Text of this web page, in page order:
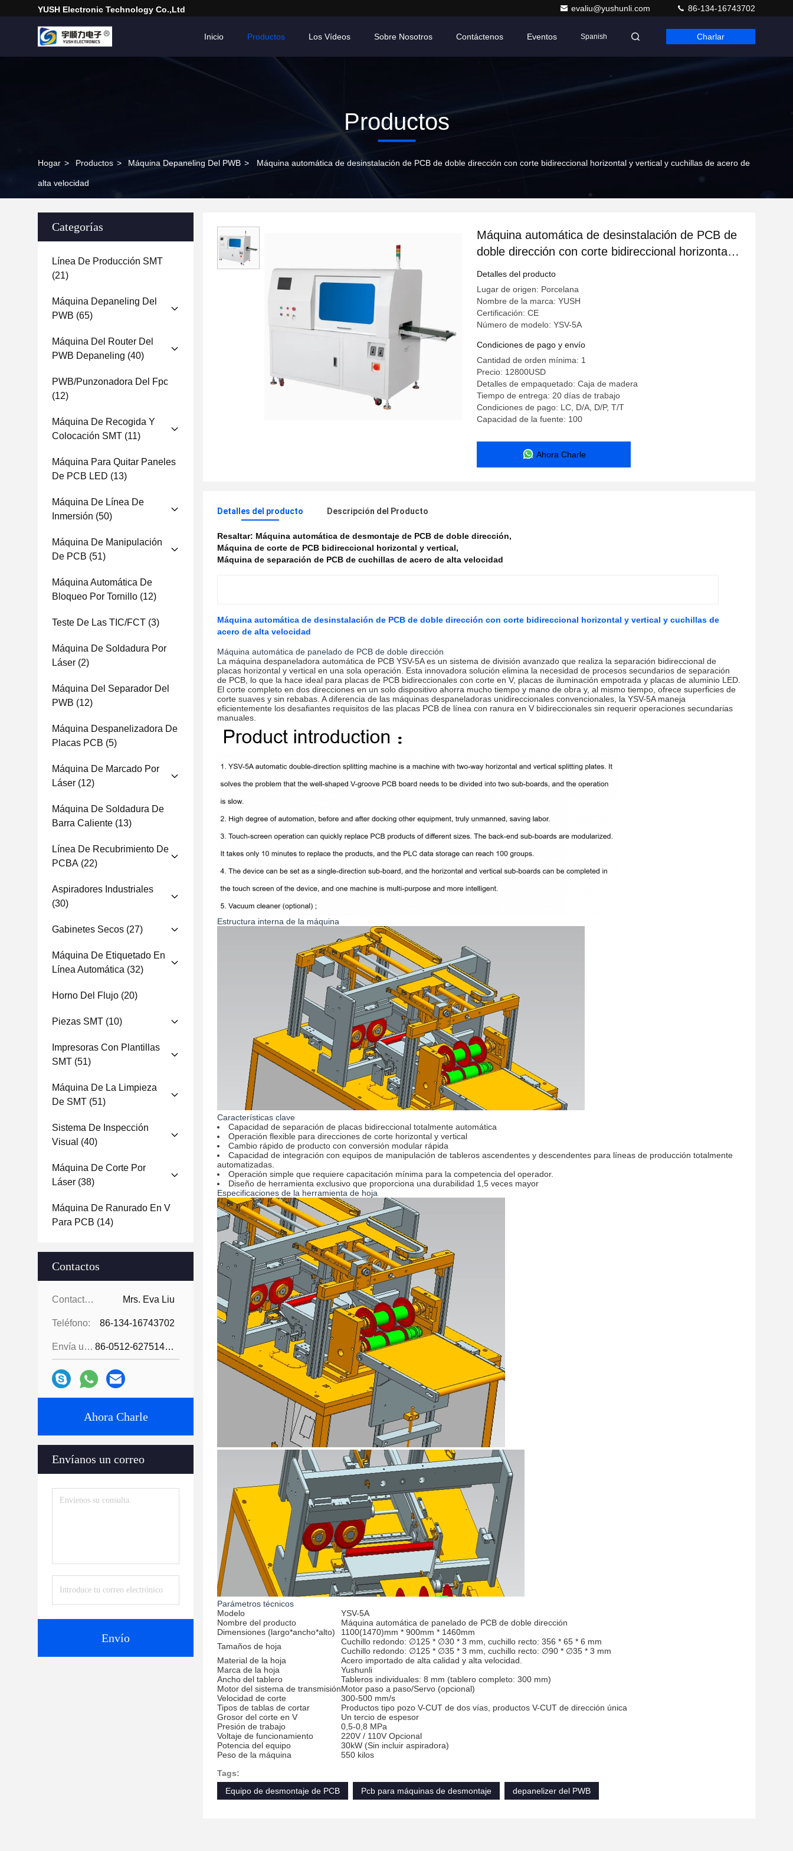
YUSH Electronic Technology Co.,Ltd evaliu@yushunli.com 86-134-16743702
Inicio Productos Los Vídeos Sobre Nosotros Contáctenos Eventos Spanish Charlar
Productos
Hogar > Productos > Máquina Depaneling Del PWB > Máquina automática de desinstalación de PCB de doble dirección con corte bidireccional horizontal y vertical y cuchillas de acero de
alta velocidad
Categorías
Línea De Producción SMT
(21)
Máquina Depaneling Del
PWB (65)
Máquina Del Router Del
PWB Depaneling (40)
PWB/punzonadora Del Fpc
(12)
Máquina De Recogida Y
Colocación SMT (11)
Máquina Para Quitar Paneles
De PCB LED (13)
Máquina De Línea De
Inmersión (50)
Máquina De Manipulación
De PCB (51)
Máquina Automática De
Bloqueo Por Tornillo (12)
Teste De Las TIC/FCT (3)
Máquina De Soldadura Por
Láser (2)
Máquina Del Separador Del
PWB (12)
Máquina Despanelizadora De
Placas PCB (5)
Máquina De Marcado Por
Láser (12)
Máquina De Soldadura De
Barra Caliente (13)
Línea De Recubrimiento De
PCBA (22)
Aspiradores Industriales
(30)
Gabinetes Secos (27)
Máquina De Etiquetado En
Línea Automática (32)
Horno Del Flujo (20)
Piezas SMT (10)
Impresoras Con Plantillas
SMT (51)
Máquina De La Limpieza
De SMT (51)
Sistema De Inspección
Visual (40)
Máquina De Corte Por
Láser (38)
Máquina De Ranurado En V
Para PCB (14)
Contactos
Contactos: Mrs. Eva Liu
Teléfono: 86-134-16743702
Envía un fax.: 86-0512-62751429
Ahora Charle
Envíanos un correo
Envío
Máquina automática de desinstalación de PCB de
doble dirección con corte bidireccional horizontal y
vertical y cuchillas de acero de alta velocidad
Detalles del producto
Lugar de origen: Porcelana
Nombre de la marca: YUSH
Certificación: CE
Número de modelo: YSV-5A
Condiciones de pago y envío
Cantidad de orden mínima: 1
Precio: 12800USD
Detalles de empaquetado: Caja de madera
Tiempo de entrega: 20 días de trabajo
Condiciones de pago: LC, D/A, D/P, T/T
Capacidad de la fuente: 100
Ahora Charle
Detalles del producto Descripción del Producto
Resaltar: Máquina automática de desmontaje de PCB de doble dirección,
Máquina de corte de PCB bidireccional horizontal y vertical,
Máquina de separación de PCB de cuchillas de acero de alta velocidad
Máquina automática de desinstalación de PCB de doble dirección con corte bidireccional horizontal y vertical y cuchillas de
acero de alta velocidad
Máquina automática de panelado de PCB de doble dirección
La máquina despaneladora automática de PCB YSV-5A es un sistema de división avanzado que realiza la separación bidireccional de
placas horizontal y vertical en una sola operación. Esta innovadora solución elimina la necesidad de procesos secundarios de separación
de PCB, lo que la hace ideal para placas de PCB bidireccionales con corte en V, placas de iluminación empotrada y placas de aluminio LED.
El corte completo en dos direcciones en un solo dispositivo ahorra mucho tiempo y mano de obra y, al mismo tiempo, ofrece superficies de
corte suaves y sin rebabas. A diferencia de las máquinas despaneladoras unidireccionales convencionales, la YSV-5A maneja
eficientemente los desafiantes requisitos de las placas PCB de línea con ranura en V bidireccionales sin requerir operaciones secundarias
manuales.
Estructura interna de la máquina
Características clave
Capacidad de separación de placas bidireccional totalmente automática
Operación flexible para direcciones de corte horizontal y vertical
Cambio rápido de producto con conversión modular rápida
Capacidad de integración con equipos de manipulación de tableros ascendentes y descendentes para líneas de producción totalmente
automatizadas.
Operación simple que requiere capacitación mínima para la competencia del operador.
Diseño de herramienta exclusivo que proporciona una durabilidad 1,5 veces mayor
Especificaciones de la herramienta de hoja
Parámetros técnicos
Modelo
YSV-5A
Nombre del producto
Máquina automática de panelado de PCB de doble dirección
Dimensiones (largo*ancho*alto)
1100(1470)mm * 900mm * 1460mm
Tamaños de hoja
Cuchillo redondo: ∅125 * ∅30 * 3 mm, cuchillo recto: 356 * 65 * 6 mm
Cuchillo redondo: ∅125 * ∅35 * 3 mm, cuchillo recto: ∅90 * ∅35 * 3 mm
Material de la hoja
Acero importado de alta calidad y alta velocidad.
Marca de la hoja
Yushunli
Ancho del tablero
Tableros individuales: 8 mm (tablero completo: 300 mm)
Motor del sistema de transmisiónMotor paso a paso/Servo (opcional)
Velocidad de corte
300-500 mm/s
Tipos de tablas de cortar
Productos tipo pozo V-CUT de dos vías, productos V-CUT de dirección única
Grosor del corte en V
Un tercio de espesor
Presión de trabajo
0,5-0,8 MPa
Voltaje de funcionamiento
220V / 110V Opcional
Potencia del equipo
30kW (Sin incluir aspiradora)
Peso de la máquina
550 kilos
Tags:
Equipo de desmontaje de PCB
Pcb para máquinas de desmontaje depanelizer del PWB